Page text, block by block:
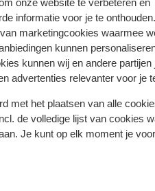
onze website te verbeteren en
informatie voor je te
marketingcookies waarmee
kunnen
kunnen wij en andere partijen
advertenties relevanter voor je
met het plaatsen van alle
de volledige lijst van cookies
Je kunt op elk moment je
Réservé le plus par
4 avr.